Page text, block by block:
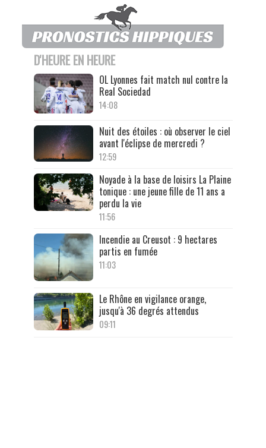
D'HEURE EN HEURE
OL Lyonnes fait match nul contre la
Real Sociedad
14:08
Nuit des étoiles : où observer le ciel
avant l'éclipse de mercredi ?
12:59
Noyade à la base de loisirs La Plaine
tonique : une jeune fille de 11 ans a
perdu la vie
11:56
Incendie au Creusot : 9 hectares
partis en fumée
11:03
Le Rhône en vigilance orange,
jusqu'à 36 degrés attendus
09:11